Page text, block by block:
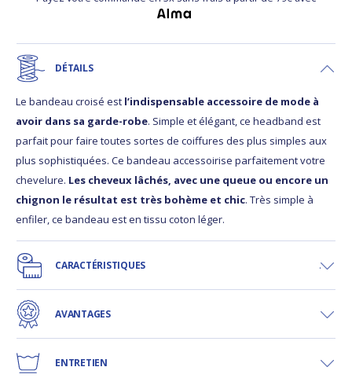
DÉTAILS
Le bandeau croisé est l’indispensable accessoire de mode à
avoir dans sa garde-robe. Simple et élégant, ce headband est
parfait pour faire toutes sortes de coiffures des plus simples aux
plus sophistiquées. Ce bandeau accessoirise parfaitement votre
chevelure. Les cheveux lâchés, avec une queue ou encore un
chignon le résultat est très bohème et chic. Très simple à
enfiler, ce bandeau est en tissu coton léger.
CARACTÉRISTIQUES
AVANTAGES
ENTRETIEN